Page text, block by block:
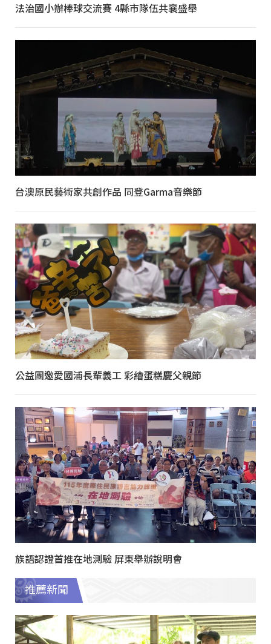
法治國小辦棒球交流賽 4縣市隊伍共襄盛舉
台澳原民藝術家共創作品 同登Garma音樂節
公益團邀愛國浦長輩義工 彩繪蛋糕慶父親節
族語認證首推在地測驗 屏東舉辦說明會
推薦新聞